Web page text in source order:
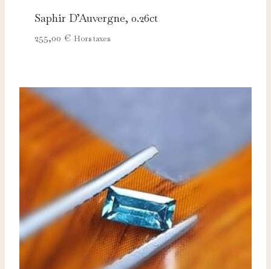
Saphir D’Auvergne, 0.26ct
255,00 € Hors taxes